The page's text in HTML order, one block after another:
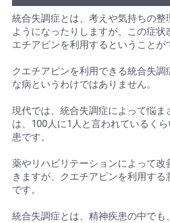
お買い物を続ける カ
統合失調症とは、考えや気持ちの整
ようになったりしますが、この症状
エチアピンを利用するということが
クエチアピンを利用できる統合失調
な病というわけではありません。
現代では、統合失調症によって悩ま
は、100人に1人と言われているく
患です。
薬やリハビリテーションによって改
きますが、クエチアピンを利用する
です。
統合失調症とは、精神疾患の中でも